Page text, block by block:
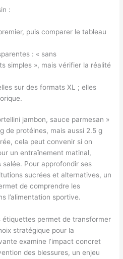
:
puis comparer le tableau
: « sans
simples », mais vérifier la réalité
sur des formats XL ; elles
jambon, sauce parmesan »
de protéines, mais aussi 2.5 g
cela peut convenir si on
un entraînement matinal,
Pour approfondir ses
sucrées et alternatives, un
de comprendre les
l’alimentation sportive.
étiquettes permet de transformer
stratégique pour la
examine l’impact concret
des blessures, un enjeu